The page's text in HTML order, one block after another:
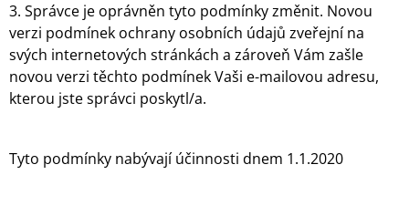
3. Správce je oprávněn tyto podmínky změnit. Novou
verzi podmínek ochrany osobních údajů zveřejní na
svých internetových stránkách a zároveň Vám zašle
novou verzi těchto podmínek Vaši e-mailovou adresu,
kterou jste správci poskytl/a.
Tyto podmínky nabývají účinnosti dnem 1.1.2020